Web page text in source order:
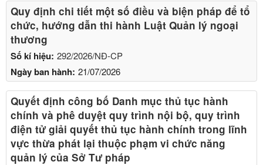
Số kí hiệu: 292/2026/NĐ-CP
Ngày ban hành: 21/07/2026
Quy định chi tiết một số điều và biện pháp để tổ
chức, hướng dẫn thi hành Luật Quản lý ngoại
thương
Quyết định công bố Danh mục thủ tục hành
chính và phê duyệt quy trình nội bộ, quy trình
điện tử giải quyết thủ tục hành chính trong lĩnh
vực thừa phát lại thuộc phạm vi chức năng
quản lý của Sở Tư pháp